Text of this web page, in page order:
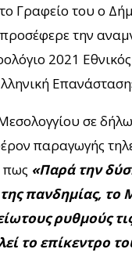
Γραφείο του ο
την
2021
σε
παραγωγής
πως «Παρά την
πανδημίας, το
ρυθμούς
το επίκεντρο